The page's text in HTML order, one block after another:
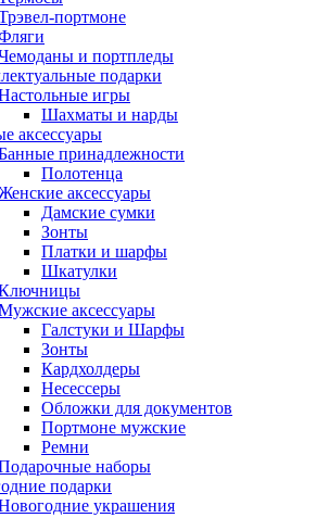
портмоне
и портпледы
подарки
игры
Шахматы и нарды
аксессуары
принадлежности
Полотенца
аксессуары
Дамские сумки
Зонты
Платки и шарфы
Шкатулки
аксессуары
Галстуки и Шарфы
Зонты
Кардхолдеры
Несессеры
Обложки для документов
Портмоне мужские
Ремни
наборы
подарки
украшения